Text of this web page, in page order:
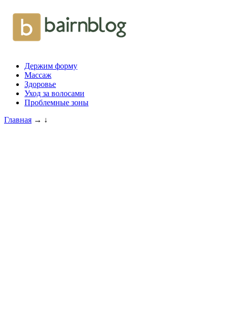
Держим форму
Массаж
Здоровье
Уход за волосами
Проблемные зоны
Главная → ↓